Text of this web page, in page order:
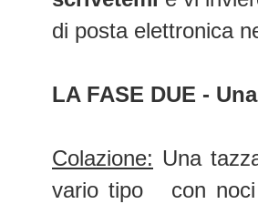
di posta elettronica
LA FASE DUE -
Colazione: Una
vario tipo con noci